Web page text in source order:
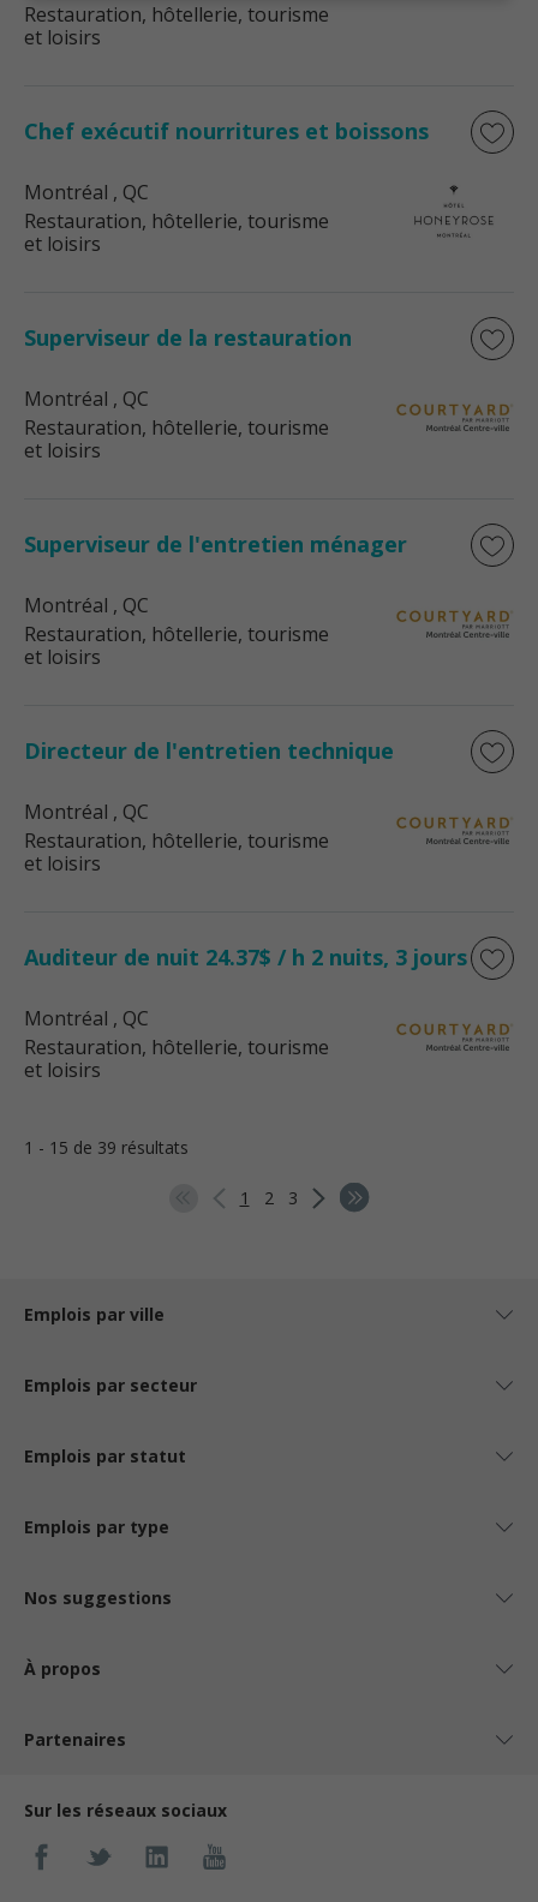
Restauration, hôtellerie, tourisme
et loisirs
Chef exécutif nourritures et boissons
Montréal , QC
Restauration, hôtellerie, tourisme
et loisirs
Superviseur de la restauration
Montréal , QC
Restauration, hôtellerie, tourisme
et loisirs
Superviseur de l'entretien ménager
Montréal , QC
Restauration, hôtellerie, tourisme
et loisirs
Directeur de l'entretien technique
Montréal , QC
Restauration, hôtellerie, tourisme
et loisirs
Auditeur de nuit 24.37$ / h 2 nuits, 3 jours
Montréal , QC
Restauration, hôtellerie, tourisme
et loisirs
1 - 15 de 39 résultats
1 2 3
Emplois par ville
Emplois par secteur
Emplois par statut
Emplois par type
Nos suggestions
À propos
Partenaires
Sur les réseaux sociaux